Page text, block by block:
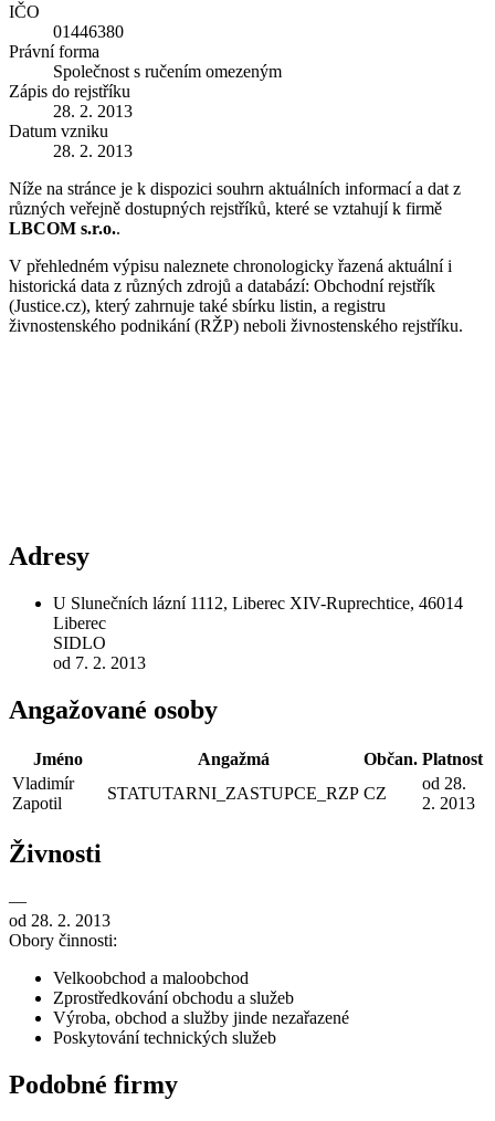
IČO
01446380
Právní forma
Společnost s ručením omezeným
Zápis do rejstříku
28. 2. 2013
Datum vzniku
28. 2. 2013
Níže na stránce je k dispozici souhrn aktuálních informací a dat z
různých veřejně dostupných rejstříků, které se vztahují k firmě
LBCOM s.r.o..
V přehledném výpisu naleznete chronologicky řazená aktuální i
historická data z různých zdrojů a databází: Obchodní rejstřík
(Justice.cz), který zahrnuje také sbírku listin, a registru
živnostenského podnikání (RŽP) neboli živnostenského rejstříku.
Adresy
U Slunečních lázní 1112, Liberec XIV-Ruprechtice, 46014
Liberec
SIDLO
od 7. 2. 2013
Angažované osoby
Jméno Angažmá Občan. Platnost
Vladimír
Zapotil
STATUTARNI_ZASTUPCE_RZP CZ
od 28.
2. 2013
Živnosti
—
od 28. 2. 2013
Obory činnosti:
Velkoobchod a maloobchod
Zprostředkování obchodu a služeb
Výroba, obchod a služby jinde nezařazené
Poskytování technických služeb
Podobné firmy